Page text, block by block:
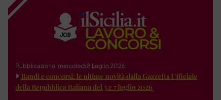
Pubblicazione: mercoledì 8 Luglio 2026
Bandi e concorsi: le ultime novità dalla Gazzetta Ufficiale
della Repubblica Italiana del 3 e 7 luglio 2026